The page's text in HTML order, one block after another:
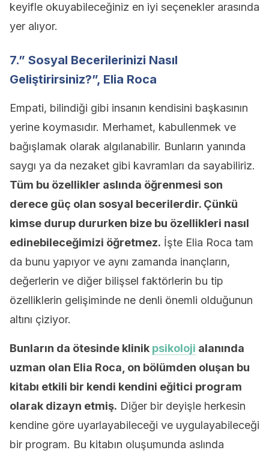
keyifle okuyabileceğiniz en iyi seçenekler arasında
yer alıyor.
7.” Sosyal Becerilerinizi Nasıl
Geliştirirsiniz?”, Elia Roca
Empati, bilindiği gibi insanın kendisini başkasının
yerine koymasıdır. Merhamet, kabullenmek ve
bağışlamak olarak algılanabilir. Bunların yanında
saygı ya da nezaket gibi kavramları da sayabiliriz.
Tüm bu özellikler aslında öğrenmesi son
derece güç olan sosyal becerilerdir. Çünkü
kimse durup dururken bize bu özellikleri nasıl
edinebileceğimizi öğretmez. İşte Elia Roca tam
da bunu yapıyor ve aynı zamanda inançların,
değerlerin ve diğer bilişsel faktörlerin bu tip
özelliklerin gelişiminde ne denli önemli olduğunun
altını çiziyor.
Bunların da ötesinde klinik psikoloji alanında
uzman olan Elia Roca, on bölümden oluşan bu
kitabı etkili bir kendi kendini eğitici program
olarak dizayn etmiş. Diğer bir deyişle herkesin
kendine göre uyarlayabileceği ve uygulayabileceği
bir program. Bu kitabın oluşumunda aslında